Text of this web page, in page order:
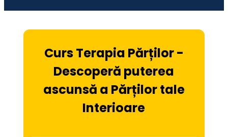
Curs Terapia Părților -
Descoperă puterea
ascunsă a Părților tale
Interioare